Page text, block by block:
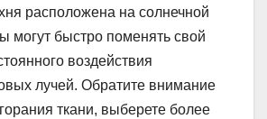
расположена на солнечной
могут быстро поменять свой
воздействия
лучей. Обратите внимание
ткани, выберете более